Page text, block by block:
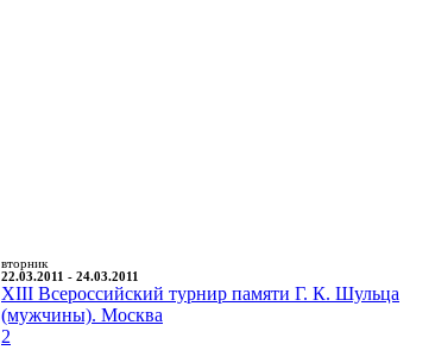
вторник
22.03.2011 - 24.03.2011
XIII Всероссийский турнир памяти Г. К. Шульца
(мужчины). Москва
2